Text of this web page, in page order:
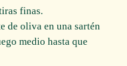
finas.
de oliva en una sartén
medio hasta que